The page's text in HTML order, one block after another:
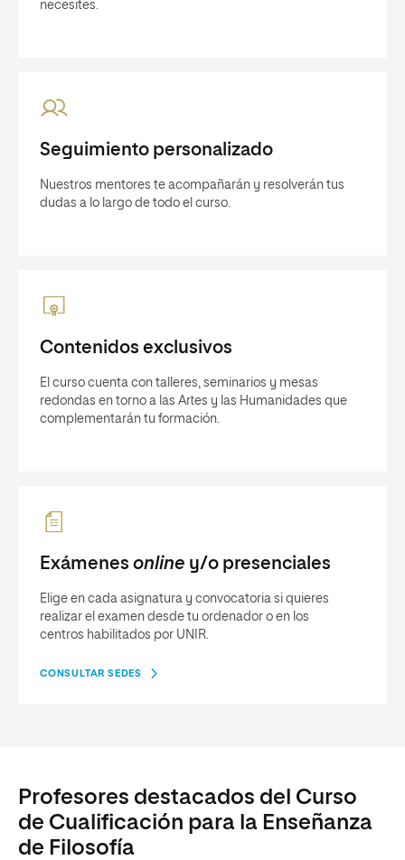
necesites.
Seguimiento personalizado
Nuestros mentores te acompañarán y resolverán tus
dudas a lo largo de todo el curso.
Contenidos exclusivos
El curso cuenta con talleres, seminarios y mesas
redondas en torno a las Artes y las Humanidades que
complementarán tu formación.
Exámenes online y/o presenciales
Elige en cada asignatura y convocatoria si quieres
realizar el examen desde tu ordenador o en los
centros habilitados por UNIR.
CONSULTAR SEDES
Profesores destacados del Curso
de Cualificación para la Enseñanza
de Filosofía